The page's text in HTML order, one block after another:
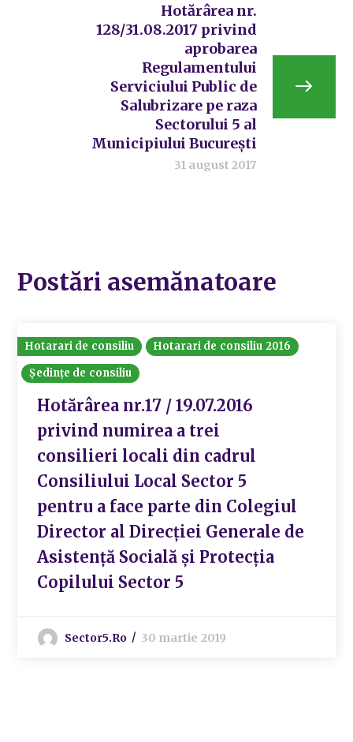
Hotărârea nr.
128/31.08.2017 privind
aprobarea
Regulamentului
Serviciului Public de
Salubrizare pe raza
Sectorului 5 al
Municipiului București
31 august 2017
Postări asemănatoare
Hotarari de consiliu
Hotarari de consiliu 2016
Ședințe de consiliu
Hotărârea nr.17 / 19.07.2016
privind numirea a trei
consilieri locali din cadrul
Consiliului Local Sector 5
pentru a face parte din Colegiul
Director al Direcției Generale de
Asistență Socială și Protecția
Copilului Sector 5
Sector5.ro 30 martie 2019